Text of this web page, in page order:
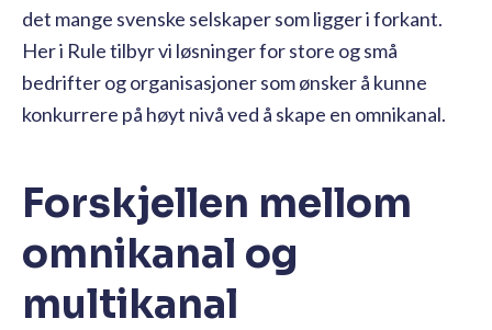
det mange svenske selskaper som ligger i forkant.
Her i Rule tilbyr vi løsninger for store og små
bedrifter og organisasjoner som ønsker å kunne
konkurrere på høyt nivå ved å skape en omnikanal.
Forskjellen mellom
omnikanal og
multikanal